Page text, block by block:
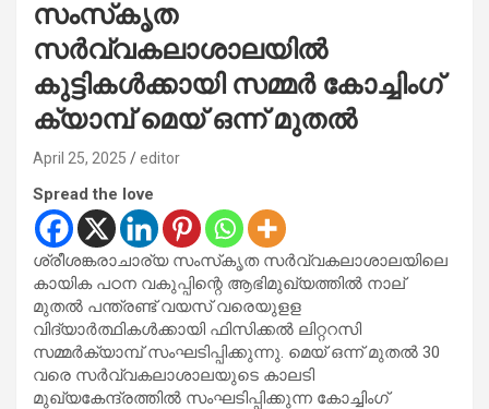
സംസ്‌കൃത
സർവ്വകലാശാലയിൽ
കുട്ടികൾക്കായി സമ്മർ കോച്ചിംഗ്
ക്യാമ്പ് മെയ് ഒന്ന് മുതൽ
April 25, 2025 editor
Spread the love
ശ്രീശങ്കരാചാര്യ സംസ്‌കൃത സർവ്വകലാശാലയിലെ
കായിക പഠന വകുപ്പിന്റെ ആഭിമുഖ്യത്തിൽ നാല്
മുതൽ പന്ത്രണ്ട് വയസ് വരെയുളള
വിദ്യാർത്ഥികൾക്കായി ഫിസിക്കൽ ലിറ്ററസി
സമ്മ‍ർക്യാമ്പ് സംഘടിപ്പിക്കുന്നു. മെയ് ഒന്ന് മുതൽ 30
വരെ സർവ്വകലാശാലയുടെ കാലടി
മുഖ്യകേന്ദ്രത്തിൽ സംഘടിപ്പിക്കുന്ന കോച്ചിംഗ്